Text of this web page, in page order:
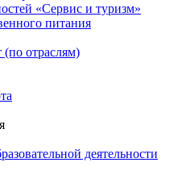
«Сервис и туризм»
питания
(по отраслям)
деятельности